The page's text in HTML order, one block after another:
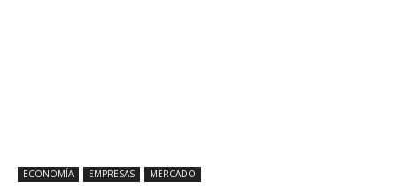
ECONOMÍA EMPRESAS MERCADO